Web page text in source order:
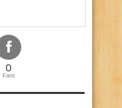
0
Fans